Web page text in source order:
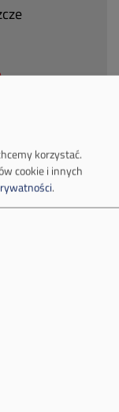
korzystać.
cookie i innych
.